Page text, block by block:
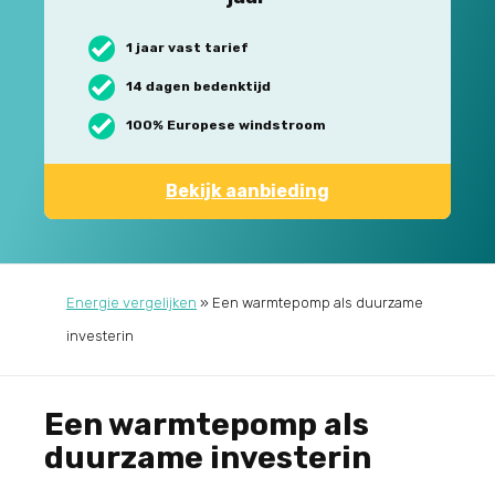
1 jaar vast tarief
14 dagen bedenktijd
100% Europese windstroom
Bekijk aanbieding
Energie vergelijken » Een warmtepomp als duurzame
investerin
Een warmtepomp als
duurzame investerin